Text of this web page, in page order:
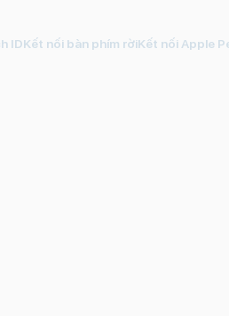
nối bàn phím rờiKết nối Apple